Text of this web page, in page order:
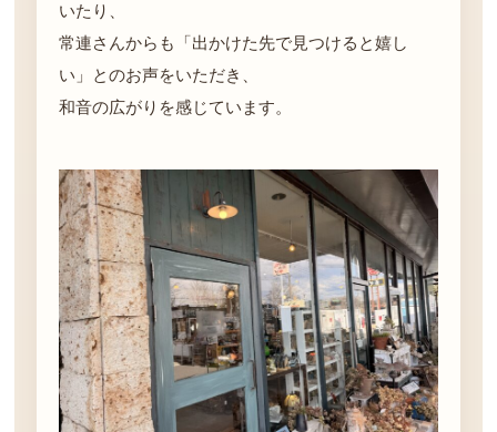
いたり、
常連さんからも「出かけた先で見つけると嬉し
い」とのお声をいただき、
和音の広がりを感じています。